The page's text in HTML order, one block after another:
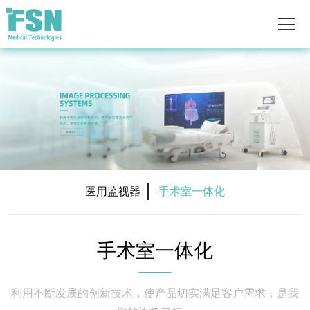
医用监视器 手术室一体化
手术室一体化
利用不断发展的创新技术，使产品切实满足客户需求，是我